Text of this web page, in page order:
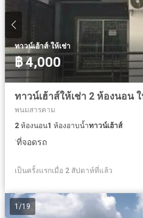
ทาวน์เฮ้าส์·ให้เช่า
฿ 4,000
ทาวน์เฮ้าส์ให้เช่า 2 ห้องนอน
พนมสารคาม
2 ห้องนอน1 ห้องอาบน้ำทาวน์เฮ้าส์
·ที่จอดรถ
เป็นครั้งแรกเมื่อ 2 สัปดาห์ที่แล้ว
1 /19